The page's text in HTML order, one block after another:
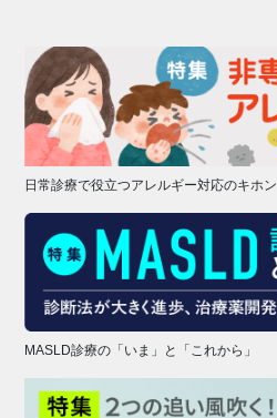
日常診療で役立つアレルギー対応のキホン
MASLD診療の「いま」と「これから」